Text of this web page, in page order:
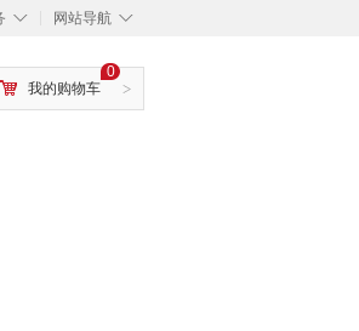
◇ ◇
网站导航
>
0
我的购物车